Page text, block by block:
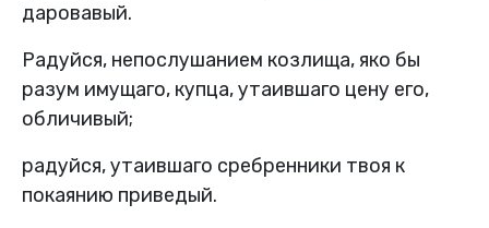
даровавый.
Радуйся, непослушанием козлища, яко бы
разум имущаго, купца, утаившаго цену его,
обличивый;
радуйся, утаившаго сребренники твоя к
покаянию приведый.